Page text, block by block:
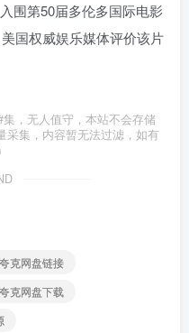
围第50届多伦多国际电影
国权威娱乐媒体评价该片
，无人值守，本站不会存储
采集，内容暂无法过滤，如有
克网盘链接
克网盘下载